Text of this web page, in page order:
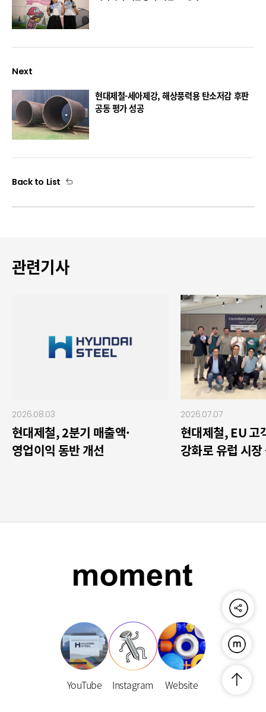
Next
현대제철-세아제강, 해상풍력용 탄소저감 후판
공동 평가 성공
Back to List
관련기사
2026.08.03
현대제철, 2분기 매출액·
영업이익 동반 개선
2026.07.07
현대제철, EU 고
강화로 유럽 시장
YouTube Instagram Website
공유하기
푸른연금
맨위로